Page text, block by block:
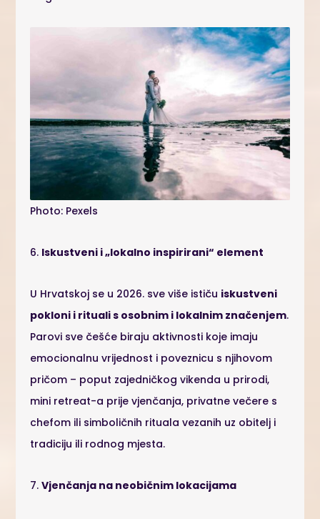
Photo: Pexels
6. Iskustveni i „lokalno inspirirani“ element
U Hrvatskoj se u 2026. sve više ističu iskustveni
pokloni i rituali s osobnim i lokalnim značenjem.
Parovi sve češće biraju aktivnosti koje imaju
emocionalnu vrijednost i poveznicu s njihovom
pričom – poput zajedničkog vikenda u prirodi,
mini retreat-a prije vjenčanja, privatne večere s
chefom ili simboličnih rituala vezanih uz obitelj i
tradiciju ili rodnog mjesta.
7.Vjenčanja na neobičnim lokacijama